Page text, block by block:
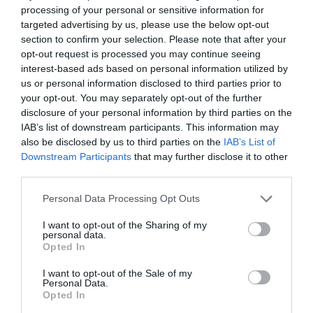
processing of your personal or sensitive information for
targeted advertising by us, please use the below opt-out
section to confirm your selection. Please note that after your
opt-out request is processed you may continue seeing
interest-based ads based on personal information utilized by
us or personal information disclosed to third parties prior to
your opt-out. You may separately opt-out of the further
disclosure of your personal information by third parties on the
IAB’s list of downstream participants. This information may
also be disclosed by us to third parties on the IAB’s List of
Downstream Participants that may further disclose it to other
Please note that this website/app uses one or more Google
not limited to your visit or usage behaviour. You may click to
grant or deny consent to Google and its third-party tags to
use your data for below specified purposes in below Google
consent section.
Personal Data Processing Opt Outs
I want to opt-out of the Sharing of my
personal data.
Opted In
I want to opt-out of the Sale of my
Personal Data.
Opted In
A telefonhasználat gyakran menekülési
mechanizmusként szolgál az unalom vagy a kellemetlen
érzések elől. Ahelyett, hogy a partnerrel való kapcsolatot
mélyítenék, sokan inkább a digitális világba menekülnek.
4.3. Függőség és szokás
Az okostelefonok használata könnyen szokássá válhat,
ami idővel függőséghez vezethet. Ez a függőség
megnehezíti, hogy az emberek teljes figyelmüket a
partnerükre fordítsák.
és mennyit használják telefonjukat. Különösen a
közösen töltött idő alatt érdemes minimalizálni a
5.2. Közös szabályok kialakítása